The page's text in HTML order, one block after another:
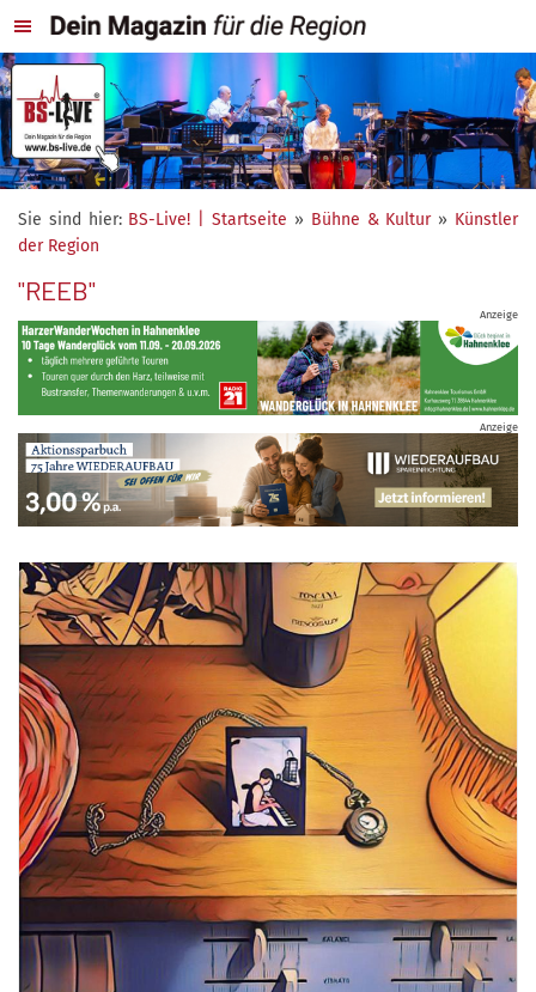
Sie sind hier: BS-Live! | Startseite » Bühne & Kultur» Künstler
der Region
"REEB"
Anzeige
Anzeige